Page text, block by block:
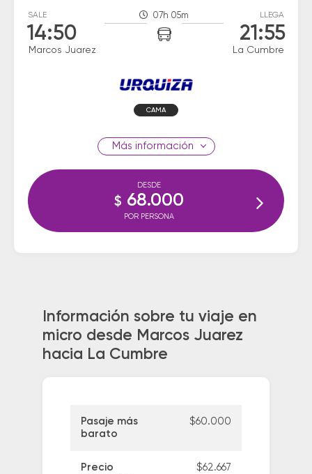
SALE
14:50
Marcos Juarez
07h 05m LLEGA
21:55
La Cumbre
CAMA
información
DESDE
$ 68.000
POR PERSONA
Información sobre tu viaje en
micro desde Marcos Juarez
hacia La Cumbre
Pasaje más
barato
$60.000
Precio
$62.667